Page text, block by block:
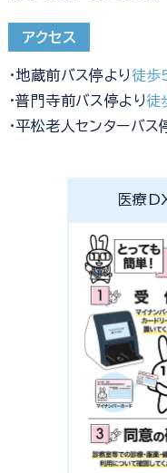
アクセス
・地蔵前バス停より徒歩
・普門寺前バス停より徒
・平松老人センターバス
医療